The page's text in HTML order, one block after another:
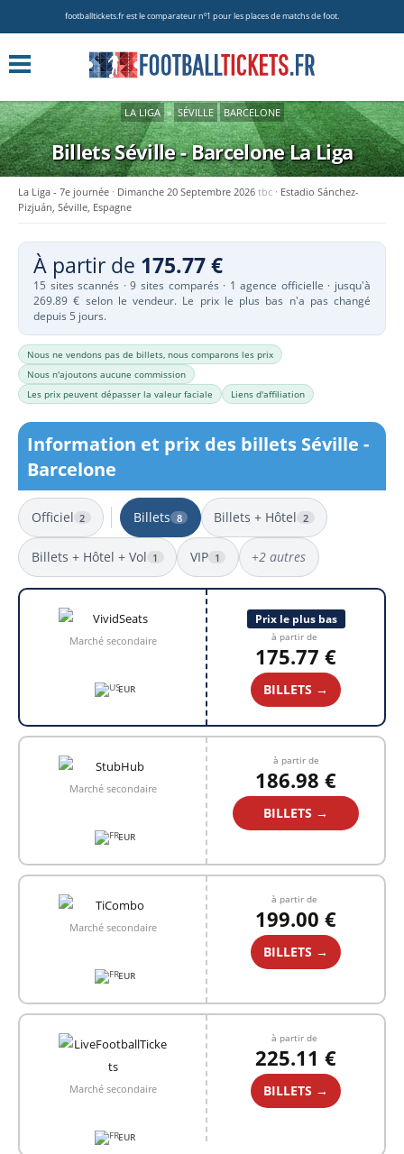
footballtickets.fr est le comparateur nº1 pour les places de matchs de foot.
LA LIGA » SÉVILLE BARCELONE
Billets Séville - BarceloneLa Liga
La Liga - 7e journée Dimanche 20 Septembre 2026 tbc
Estadio Sánchez-
Pizjuán, Séville, Espagne
À partir de 175.77 €
15 sites scannés · 9 sites comparés · 1 agence officielle · jusqu'à
269.89 € selon le vendeur. Le prix le plus bas n'a pas changé
depuis 5 jours.
Nous ne vendons pas de billets, nous comparons les prix
Nous n'ajoutons aucune commission
Les prix peuvent dépasser la valeur faciale
Liens d'affiliation
Information et prix des billets Séville -
Barcelone
Officiel 2 Billets 8 Billets + Hôtel 2
Billets + Hôtel + Vol 1 VIP 1 +2 autres
8 résultats
Marché secondaire
EUR
Prix le plus bas
à partir de
175.77 €
BILLETS →
Marché secondaire
EUR
à partir de
186.98 €
BILLETS →
Marché secondaire
EUR
à partir de
199.00 €
BILLETS →
Marché secondaire
EUR
à partir de
225.11 €
BILLETS →